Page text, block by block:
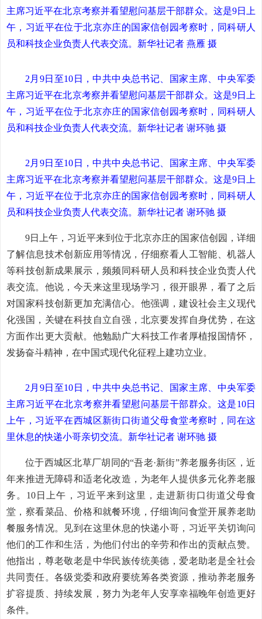
主席习近平在北京考察并看望慰问基层干部群众。这是9日上
午，习近平在位于北京亦庄的国家信创园考察时，同科研人
员和科技企业负责人代表交流。新华社记者 燕雁 摄
2月9日至10日，中共中央总书记、国家主席、中央军委
主席习近平在北京考察并看望慰问基层干部群众。这是9日上
午，习近平在位于北京亦庄的国家信创园考察时，同科研人
员和科技企业负责人代表交流。新华社记者 谢环驰 摄
2月9日至10日，中共中央总书记、国家主席、中央军委
主席习近平在北京考察并看望慰问基层干部群众。这是9日上
午，习近平在位于北京亦庄的国家信创园考察时，同科研人
员和科技企业负责人代表交流。新华社记者 谢环驰 摄
9日上午，习近平来到位于北京亦庄的国家信创园，详细
了解信息技术创新应用等情况，仔细察看人工智能、机器人
等科技创新成果展示，频频同科研人员和科技企业负责人代
表交流。他说，今天来这里现场学习，很开眼界，看了之后
对国家科技创新更加充满信心。他强调，建设社会主义现代
化强国，关键在科技自立自强，北京要发挥自身优势，在这
方面作出更大贡献。他勉励广大科技工作者厚植报国情怀，
发扬奋斗精神，在中国式现代化征程上建功立业。
2月9日至10日，中共中央总书记、国家主席、中央军委
主席习近平在北京考察并看望慰问基层干部群众。这是10日
上午，习近平在西城区新街口街道父母食堂考察时，同在这
里休息的快递小哥亲切交流。新华社记者 谢环驰 摄
位于西城区北草厂胡同的“吾老·新街”养老服务街区，近
年来推进无障碍和适老化改造，为老年人提供多元化养老服
务。10日上午，习近平来到这里，走进新街口街道父母食
堂，察看菜品、价格和就餐环境，仔细询问食堂开展养老助
餐服务情况。见到在这里休息的快递小哥，习近平关切询问
他们的工作和生活，为他们付出的辛劳和作出的贡献点赞。
他指出，尊老敬老是中华民族传统美德，爱老助老是全社会
共同责任。各级党委和政府要统筹各类资源，推动养老服务
扩容提质、持续发展，努力为老年人安享幸福晚年创造更好
条件。